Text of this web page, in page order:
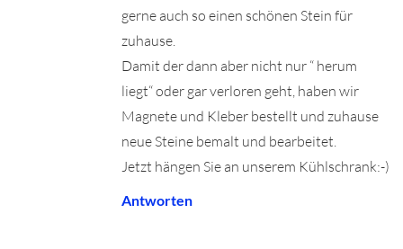
gerne auch so einen schönen Stein für
zuhause.
Damit der dann aber nicht nur “ herum
liegt“ oder gar verloren geht, haben wir
Magnete und Kleber bestellt und zuhause
neue Steine bemalt und bearbeitet.
Jetzt hängen Sie an unserem Kühlschrank:-)
Antworten